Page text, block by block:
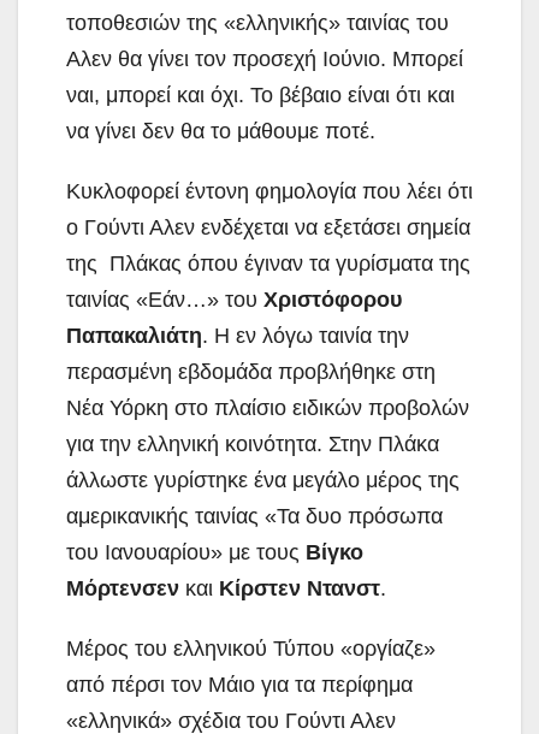
τοποθεσιών της «ελληνικής» ταινίας του
Αλεν θα γίνει τον προσεχή Ιούνιο. Μπορεί
ναι, μπορεί και όχι. Το βέβαιο είναι ότι και
να γίνει δεν θα το μάθουμε ποτέ.
Κυκλοφορεί έντονη φημολογία που λέει ότι
ο Γούντι Αλεν ενδέχεται να εξετάσει σημεία
της Πλάκας όπου έγιναν τα γυρίσματα της
ταινίας «Εάν…» του Χριστόφορου
Παπακαλιάτη. Η εν λόγω ταινία την
περασμένη εβδομάδα προβλήθηκε στη
Νέα Υόρκη στο πλαίσιο ειδικών προβολών
για την ελληνική κοινότητα. Στην Πλάκα
άλλωστε γυρίστηκε ένα μεγάλο μέρος της
αμερικανικής ταινίας «Τα δυο πρόσωπα
του Ιανουαρίου» με τους Βίγκο
Μόρτενσεν και Κίρστεν Ντανστ.
Μέρος του ελληνικού Τύπου «οργίαζε»
από πέρσι τον Μάιο για τα περίφημα
«ελληνικά» σχέδια του Γούντι Αλεν